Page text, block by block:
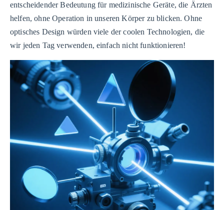
entscheidender Bedeutung für medizinische Geräte, die Ärzten
helfen, ohne Operation in unseren Körper zu blicken. Ohne
optisches Design würden viele der coolen Technologien, die
wir jeden Tag verwenden, einfach nicht funktionieren!